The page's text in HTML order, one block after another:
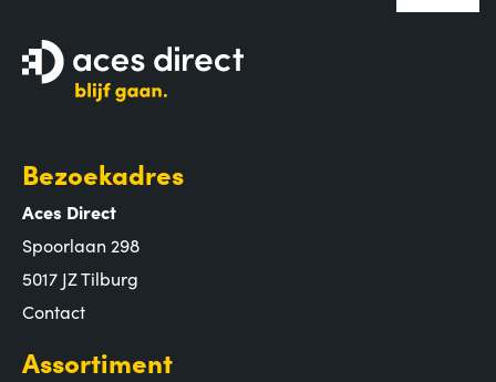
Bezoekadres
Aces Direct
Spoorlaan 298
5017 JZ Tilburg
Contact
Assortiment